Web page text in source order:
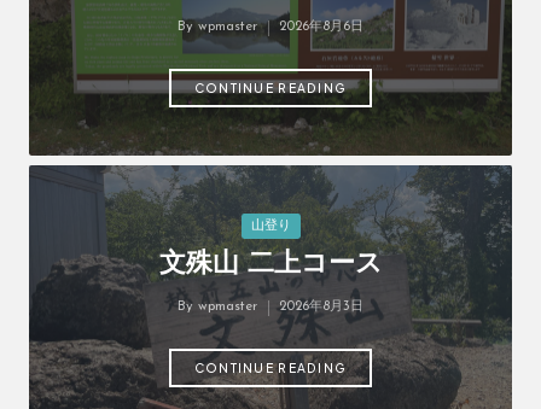
Posted
By wpmaster 2026年8月6日
CONTINUE READING
Posted
山登り
文殊山 二上コース
Posted
By wpmaster 2026年8月3日
CONTINUE READING